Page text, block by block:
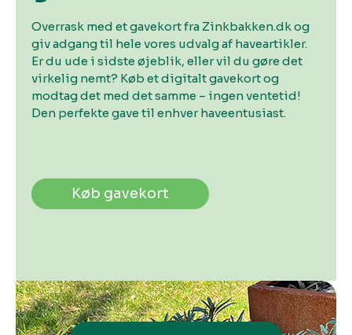
Overrask med et gavekort fra Zinkbakken.dk og
giv adgang til hele vores udvalg af haveartikler.
Er du ude i sidste øjeblik, eller vil du gøre det
virkelig nemt? Køb et digitalt gavekort og
modtag det med det samme – ingen ventetid!
Den perfekte gave til enhver haveentusiast.
Køb gavekort